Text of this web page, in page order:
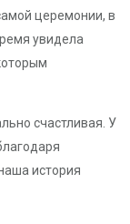
церемонии, в
увидела
счастливая. У
история